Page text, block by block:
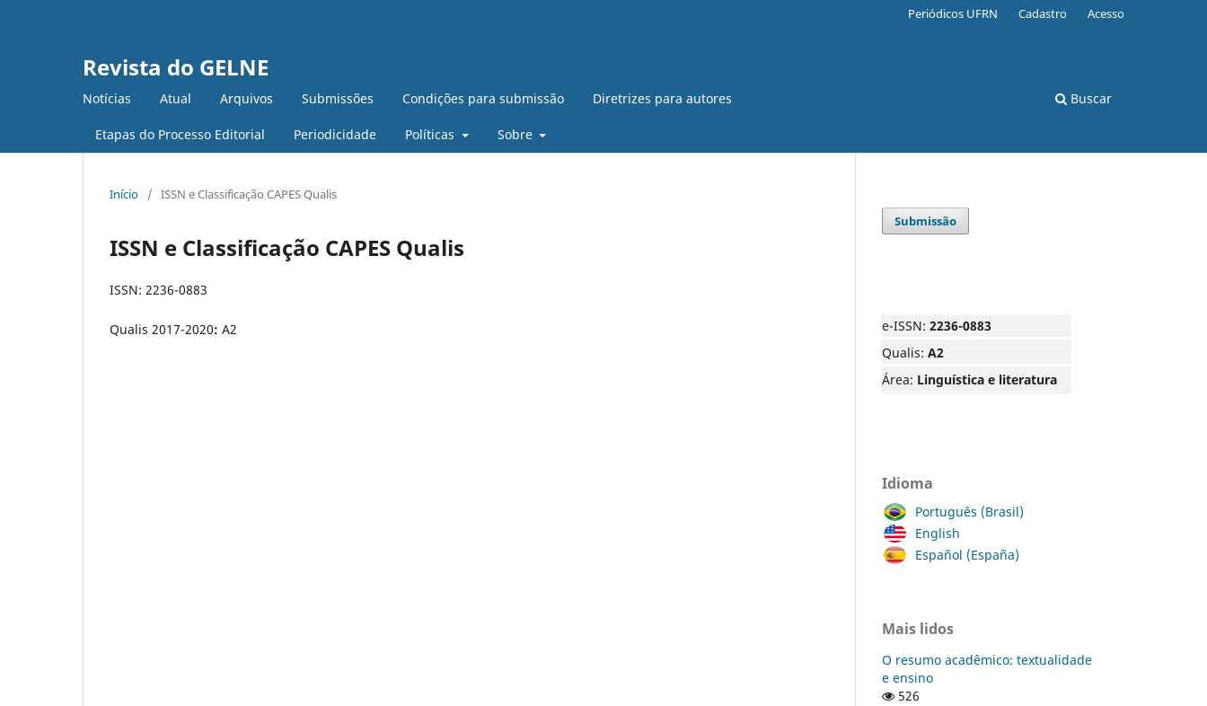
Revista do GELNE
Notícias Atual Arquivos Submissões Condições para submissão Diretrizes para autores
Etapas do Processo Editorial Periodicidade Políticas Sobre
Buscar
Periódicos UFRN Cadastro Acesso
Início / ISSN e Classificação CAPES Qualis
ISSN e Classificação CAPES Qualis
ISSN: 2236-0883
Qualis 2017-2020: A2
Submissão
e-ISSN: 2236-0883
Qualis: A2
Área: Linguística e literatura
Idioma
Português (Brasil)
English
Español (España)
Mais lidos
O resumo acadêmico: textualidade
e ensino
526